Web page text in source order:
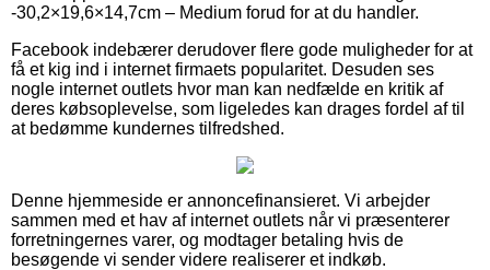
-30,2×19,6×14,7cm – Medium forud for at du handler.
Facebook indebærer derudover flere gode muligheder for at
få et kig ind i internet firmaets popularitet. Desuden ses
nogle internet outlets hvor man kan nedfælde en kritik af
deres købsoplevelse, som ligeledes kan drages fordel af til
at bedømme kundernes tilfredshed.
Denne hjemmeside er annoncefinansieret. Vi arbejder
sammen med et hav af internet outlets når vi præsenterer
forretningernes varer, og modtager betaling hvis de
besøgende vi sender videre realiserer et indkøb.